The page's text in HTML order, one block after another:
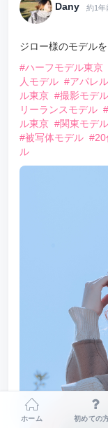
Dany 約1年
ジロー様のモデル
#ハーフモデル東京
人モデル #アパレ
ル東京 #撮影モデル
リーランスモデル
ル東京 #関東モデル
#被写体モデル #20
ル
ホーム 初めての